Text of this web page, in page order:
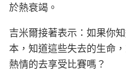
於熱衰竭。
吉米爾接著表示：如果你
本，知道這些失去的生命
熱情的去享受比賽嗎？